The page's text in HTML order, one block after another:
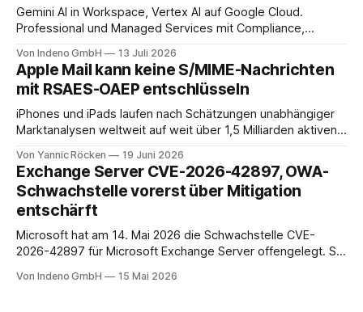
Gemini AI in Workspace, Vertex AI auf Google Cloud.
Professional und Managed Services mit Compliance,
DACH.
Von Indeno GmbH 13 Juli 2026
Apple Mail kann keine S/MIME-Nachrichten
mit RSAES-OAEP entschlüsseln
iPhones und iPads laufen nach Schätzungen unabhängiger
Marktanalysen weltweit auf weit über 1,5 Milliarden aktiven
im Bereich von 25 bis 30 Prozent auf Geschäftsumfelder,
also Smartphones und Tablets, die im beruflichen Kontext
genutzt werden, sei es als reines Diensthandy, als COPE-
Von Yannic Röcken 19 Juni 2026
Exchange Server CVE-2026-42897, OWA-
Schwachstelle vorerst über Mitigation
entschärft
Microsoft hat am 14. Mai 2026 die Schwachstelle CVE-
2026-42897 für Microsoft Exchange Server offengelegt. Sie
unauthentifizierten Angreifer, über eine speziell präparierte
Von Indeno GmbH 15 Mai 2026